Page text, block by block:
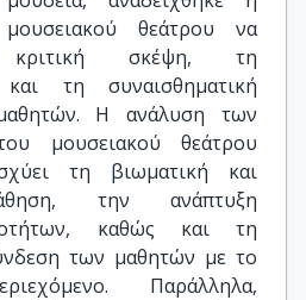
θεάτρου να
σκέψη, τη
και τη συναισθηματική
Η ανάλυση των
μουσειακού θεάτρου
τη βιωματική και
την ανάπτυξη
καθώς και τη
των μαθητών με το
Παράλληλα,